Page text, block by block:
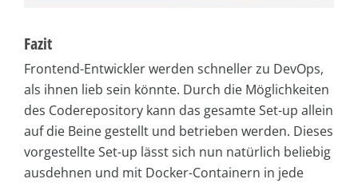
Fazit
Frontend-Entwickler werden schneller zu DevOps,
als ihnen lieb sein könnte. Durch die Möglichkeiten
des Coderepository kann das gesamte Set-up allein
auf die Beine gestellt und betrieben werden. Dieses
vorgestellte Set-up lässt sich nun natürlich beliebig
ausdehnen und mit Docker-Containern in jede